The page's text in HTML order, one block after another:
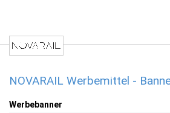
NOVARAIL Werbemittel -
Werbebanner